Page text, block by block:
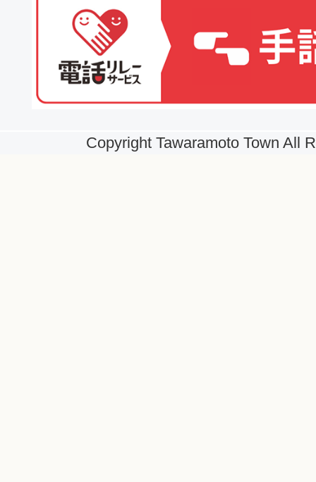
Copyright Tawaramoto Town All